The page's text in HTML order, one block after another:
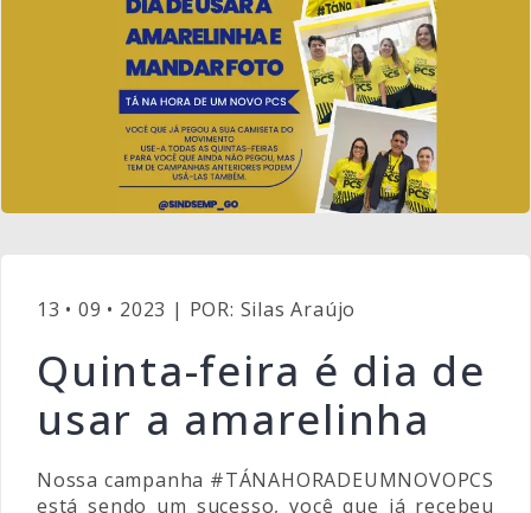
13 • 09 • 2023 | POR: Silas Araújo
Quinta-feira é dia de
usar a amarelinha
Nossa campanha #TÁNAHORADEUMNOVOPCS
está sendo um sucesso, você que já recebeu